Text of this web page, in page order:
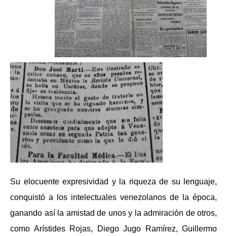
Su elocuente expresividad y la riqueza de su lenguaje,
conquistó a los intelectuales venezolanos de la época,
ganando así la amistad de unos y la admiración de otros,
como Arístides Rojas, Diego Jugo Ramírez, Guillermo